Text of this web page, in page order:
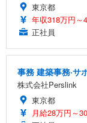
東京都
年収318万円～
正社員
事務 建築事務·サ
株式会社Perslink
東京都
月給28万円～